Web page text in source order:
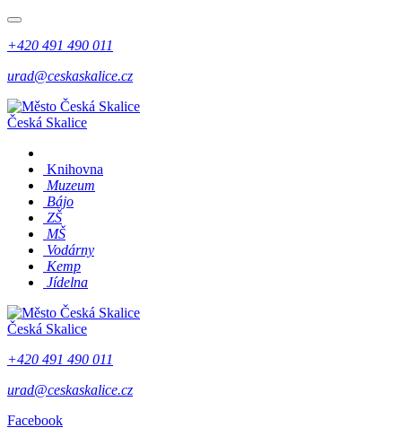
+420 491 490 011
urad@ceskaskalice.cz
Česká Skalice
Knihovna
Muzeum
Bájo
ZŠ
MŠ
Vodárny
Kemp
Jídelna
Česká Skalice
+420 491 490 011
urad@ceskaskalice.cz
Facebook